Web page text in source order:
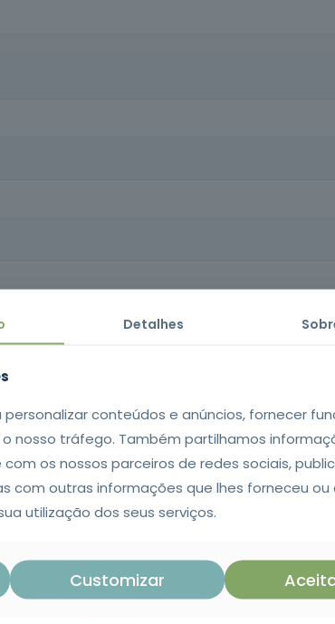
como a construção civil, indústria e logística.
emitido no SIGO após conclusão da formação com
da língua portuguesa.
1
Detalhes
personalizar conteúdos e anúncios, fornecer
nosso tráfego. Também partilhamos
os nossos parceiros de redes sociais,
com outras informações que lhes forneceu ou
utilização dos seus serviços.
Customizar